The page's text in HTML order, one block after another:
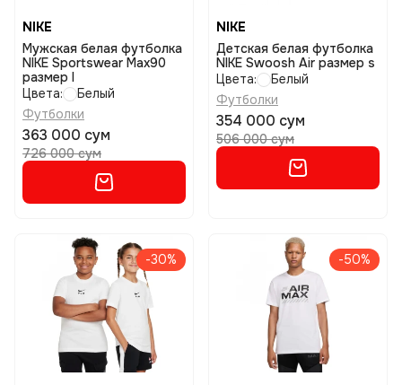
NIKE
Мужская белая футболка
NIKE Sportswear Max90
размер l
Цвета:
Белый
Футболки
363 000 сум
726 000 сум
NIKE
Детская белая футболка
NIKE Swoosh Air размер s
Цвета:
Белый
Футболки
354 000 сум
506 000 сум
-30% -50%